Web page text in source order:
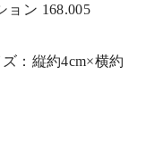
ョン 168.005
：縦約4cm×横約